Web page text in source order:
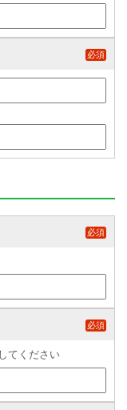
必須
必須
必須
てください